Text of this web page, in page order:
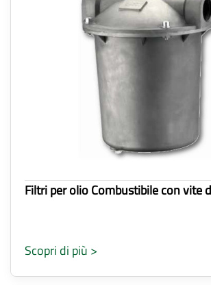
Filtri per olio Combustibile con vite
Scopri di più >